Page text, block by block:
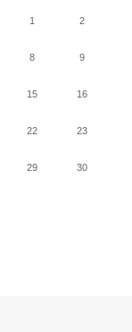
1 2
8 9
15 16
22 23
29 30